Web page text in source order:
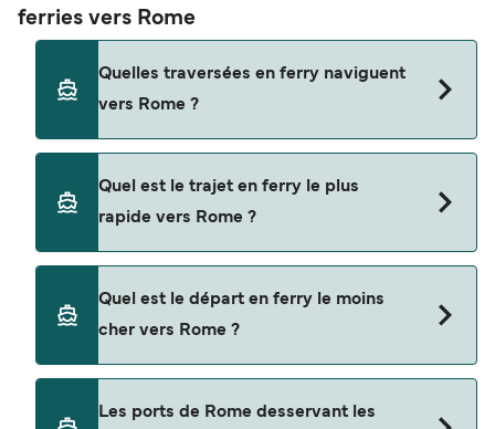
ferries vers Rome
Quelles traversées en ferry naviguent
vers Rome ?
Olbia
Barcelone
Tunis
Palerme
Palerme Termini Imerese
Tanger Med
Quel est le trajet en ferry le plus
rapide vers Rome ?
sur la route Olbia - Civitavecchia, avec une durée
Quel est le départ en ferry le moins
cher vers Rome ?
Les ports de Rome desservant les